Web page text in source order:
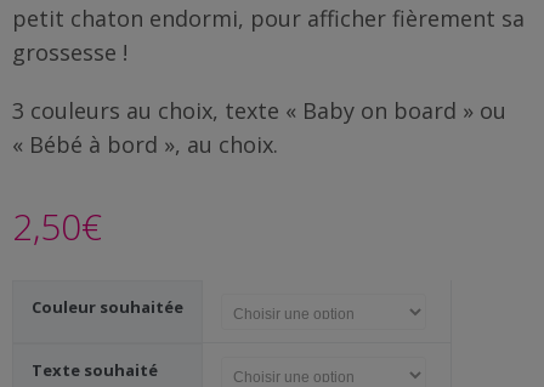
petit chaton endormi, pour afficher fièrement sa
grossesse !
3 couleurs au choix, texte « Baby on board » ou
« Bébé à bord », au choix.
2,50€
Couleur souhaitée
Texte souhaité
/
Enfants
Messages
Fêtes
ACTU